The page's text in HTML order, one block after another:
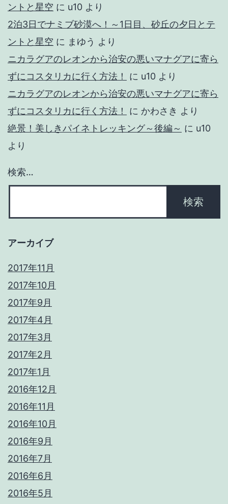
ントと星空 に u10 より
2泊3日でナミブ砂漠へ！～1日目、砂丘の夕日とテ
ントと星空 に まゆう より
ニカラグアのレオンから治安の悪いマナグアに寄ら
ずにコスタリカに行く方法！
に u10 より
ニカラグアのレオンから治安の悪いマナグアに寄ら
ずにコスタリカに行く方法！
に かわさき より
絶景！美しきパイネトレッキング～後編～ に u10
より
検索…
アーカイブ
2017年11月
2017年10月
2017年9月
2017年4月
2017年3月
2017年2月
2017年1月
2016年12月
2016年11月
2016年10月
2016年9月
2016年7月
2016年6月
2016年5月